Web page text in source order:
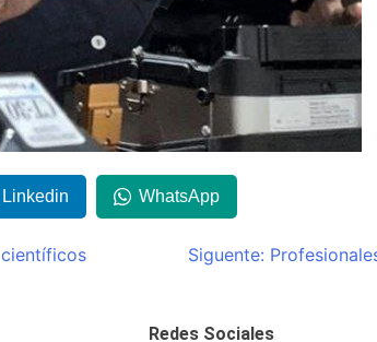
Linkedin WhatsApp
Siguente:
Redes Sociales